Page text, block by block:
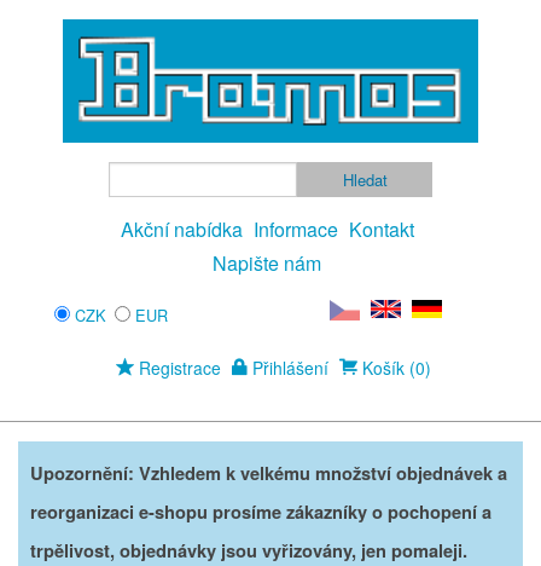
Akční nabídka Informace Kontakt
Napište nám
CZK EUR
Registrace Přihlášení Košík (0)
Upozornění: Vzhledem k velkému množství objednávek a
reorganizaci e-shopu prosíme zákazníky o pochopení a
trpělivost, objednávky jsou vyřizovány, jen pomaleji.